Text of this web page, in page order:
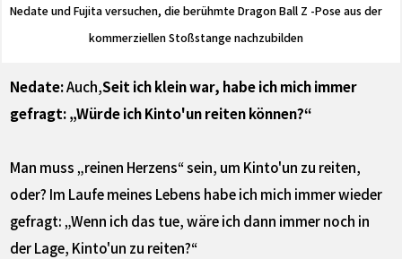
Nedate und Fujita versuchen, die berühmte Dragon Ball Z -Pose aus der
kommerziellen Stoßstange nachzubilden
Nedate:Auch,Seit ich klein war, habe ich mich immer
gefragt: „Würde ich Kinto'un reiten können?“
Man muss „reinen Herzens“ sein, um Kinto'un zu reiten,
oder? Im Laufe meines Lebens habe ich mich immer wieder
gefragt: „Wenn ich das tue, wäre ich dann immer noch in
der Lage, Kinto'un zu reiten?“